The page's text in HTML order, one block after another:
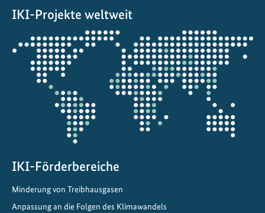
IKI-Projekte weltweit
Öffnet
die
Projektkarte
IKI-Förderbereiche
Minderung von Treibhausgasen
Anpassung an die Folgen des Klimawandels